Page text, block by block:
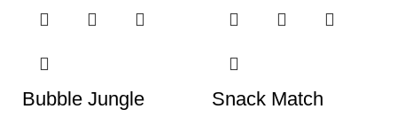
Bubble Jungle Snack Match